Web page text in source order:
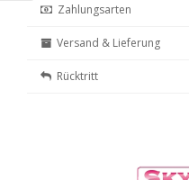
Zahlungsarten
Versand & Lieferung
Rücktritt